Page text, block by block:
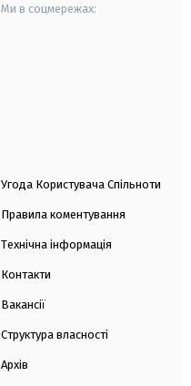
Ми в соцмережах:
Угода Користувача Спільноти
Правила коментування
Технічна інформація
Контакти
Вакансії
Структура власності
Архів